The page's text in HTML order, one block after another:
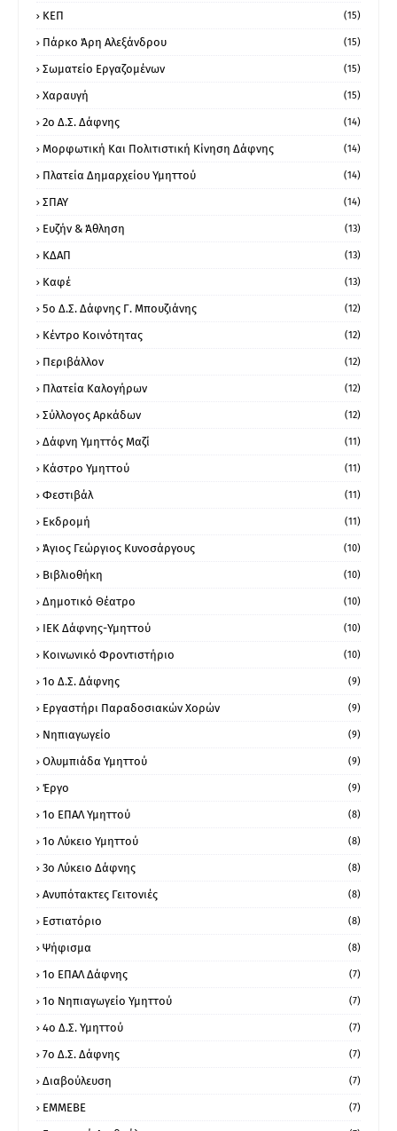
ΚΕΠ (15)
Πάρκο Άρη Αλεξάνδρου (15)
Σωματείο Εργαζομένων (15)
Χαραυγή (15)
2ο Δ.Σ. Δάφνης (14)
Μορφωτική Και Πολιτιστική Κίνηση Δάφνης (14)
Πλατεία Δημαρχείου Υμηττού (14)
ΣΠΑΥ (14)
Ευζήν & Άθληση (13)
ΚΔΑΠ (13)
Καφέ (13)
5ο Δ.Σ. Δάφνης Γ. Μπουζιάνης (12)
Κέντρο Κοινότητας (12)
Περιβάλλον (12)
Πλατεία Καλογήρων (12)
Σύλλογος Αρκάδων (12)
Δάφνη Υμηττός Μαζί (11)
Κάστρο Υμηττού (11)
Φεστιβάλ (11)
Εκδρομή (11)
Άγιος Γεώργιος Κυνοσάργους (10)
Βιβλιοθήκη (10)
Δημοτικό Θέατρο (10)
ΙΕΚ Δάφνης-Υμηττού (10)
Κοινωνικό Φροντιστήριο (10)
1ο Δ.Σ. Δάφνης (9)
Εργαστήρι Παραδοσιακών Χορών (9)
Νηπιαγωγείο (9)
Ολυμπιάδα Υμηττού (9)
Έργο (9)
1o ΕΠΑΛ Υμηττού (8)
1ο Λύκειο Υμηττού (8)
3ο Λύκειο Δάφνης (8)
Ανυπότακτες Γειτονιές (8)
Εστιατόριο (8)
Ψήφισμα (8)
1ο ΕΠΑΛ Δάφνης (7)
1ο Νηπιαγωγείο Υμηττού (7)
4ο Δ.Σ. Υμηττού (7)
7ο Δ.Σ. Δάφνης (7)
Διαβούλευση (7)
ΕΜΜΕΒΕ (7)